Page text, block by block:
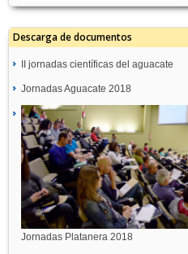
Descarga de documentos
II jornadas científicas del aguacate
Jornadas Aguacate 2018
Jornadas Platanera 2018